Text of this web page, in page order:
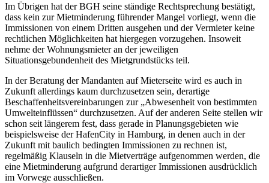
Im Übrigen hat der BGH seine ständige Rechtsprechung bestätigt,
dass kein zur Mietminderung führender Mangel vorliegt, wenn die
Immissionen von einem Dritten ausgehen und der Vermieter keine
rechtlichen Möglichkeiten hat hiergegen vorzugehen. Insoweit
nehme der Wohnungsmieter an der jeweiligen
Situationsgebundenheit des Mietgrundstücks teil.
In der Beratung der Mandanten auf Mieterseite wird es auch in
Zukunft allerdings kaum durchzusetzen sein, derartige
Beschaffenheitsvereinbarungen zur „Abwesenheit von bestimmten
Umwelteinflüssen“ durchzusetzen. Auf der anderen Seite stellen wir
schon seit längerem fest, dass gerade in Planungsgebieten wie
beispielsweise der HafenCity in Hamburg, in denen auch in der
Zukunft mit baulich bedingten Immissionen zu rechnen ist,
regelmäßig Klauseln in die Mietverträge aufgenommen werden, die
eine Mietminderung aufgrund derartiger Immissionen ausdrücklich
im Vorwege ausschließen.